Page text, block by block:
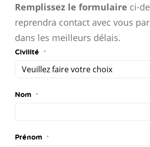
Remplissez le formulaire ci-
reprendra contact avec vous
dans les meilleurs délais.
Civilité
Nom
Prénom